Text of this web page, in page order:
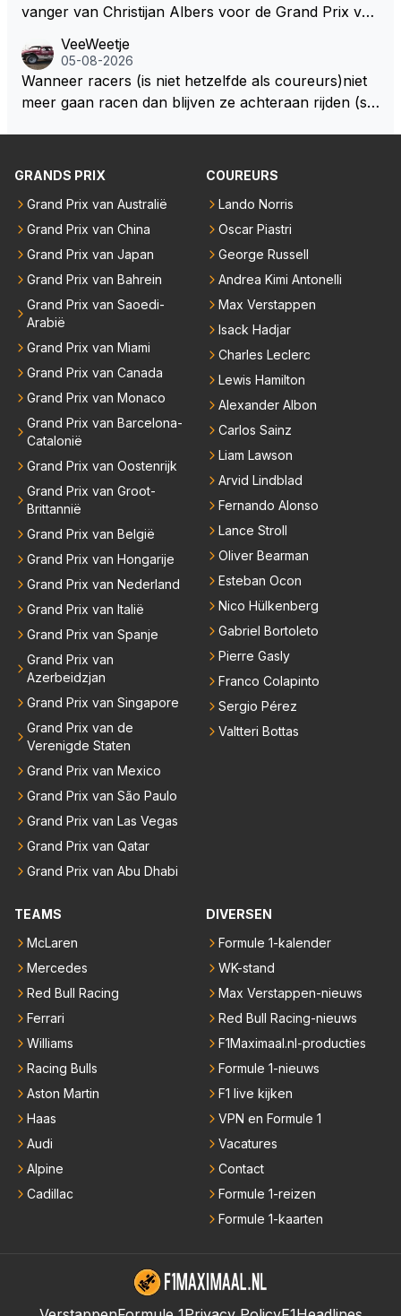
vanger van Christijan Albers voor de Grand Prix van
rkus Winkelhock. Vanaf de race daarna werd het st
oeltje definitief overgenomen door Sakon Yamamot
o. Na 2 rondes gokte Markus Winkelhock goed (hij k
Dat was ook de enige keer dat een Spyker ooit aan
en had, werd hij helaas aan alle kanten door iederee
n achterhaald. Hij moest later opgeven vanwege een
technisch mankement. Het was ook de enige keer d
at Markus Winkelhock een officiële Formule 1 race r
VeeWeetje
05-08-2026
Wanneer racers (is niet hetzelfde als coureurs)niet
meer gaan racen dan blijven ze achteraan rijden (so
GRANDS PRIX
Grand Prix van Australië
Grand Prix van China
Grand Prix van Japan
Grand Prix van Bahrein
Grand Prix van Saoedi-
Arabië
Grand Prix van Miami
Grand Prix van Canada
Grand Prix van Monaco
Grand Prix van Barcelona-
Catalonië
Grand Prix van Oostenrijk
Grand Prix van Groot-
Brittannië
Grand Prix van België
Grand Prix van Hongarije
Grand Prix van Nederland
Grand Prix van Italië
Grand Prix van Spanje
Grand Prix van
Azerbeidzjan
Grand Prix van Singapore
Grand Prix van de
Verenigde Staten
Grand Prix van Mexico
Grand Prix van São Paulo
Grand Prix van Las Vegas
Grand Prix van Qatar
Grand Prix van Abu Dhabi
COUREURS
Lando Norris
Oscar Piastri
George Russell
Andrea Kimi Antonelli
Max Verstappen
Isack Hadjar
Charles Leclerc
Lewis Hamilton
Alexander Albon
Carlos Sainz
Liam Lawson
Arvid Lindblad
Fernando Alonso
Lance Stroll
Oliver Bearman
Esteban Ocon
Nico Hülkenberg
Gabriel Bortoleto
Pierre Gasly
Franco Colapinto
Sergio Pérez
Valtteri Bottas
TEAMS
McLaren
Mercedes
Red Bull Racing
Ferrari
Williams
Racing Bulls
Aston Martin
Haas
Audi
Alpine
Cadillac
DIVERSEN
Formule 1-kalender
WK-stand
Max Verstappen-nieuws
Red Bull Racing-nieuws
F1Maximaal.nl-producties
Formule 1-nieuws
F1 live kijken
VPN en Formule 1
Vacatures
Contact
Formule 1-reizen
Formule 1-kaarten